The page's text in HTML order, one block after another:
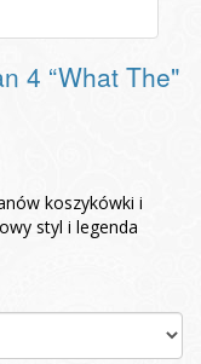
4 “What The"
koszykówki i
styl i legenda